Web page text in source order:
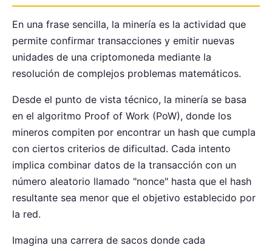
En una frase sencilla, la minería es la actividad que
permite confirmar transacciones y emitir nuevas
unidades de una criptomoneda mediante la
resolución de complejos problemas matemáticos.
Desde el punto de vista técnico, la minería se basa
en el algoritmo Proof of Work (PoW), donde los
mineros compiten por encontrar un hash que cumpla
con ciertos criterios de dificultad. Cada intento
implica combinar datos de la transacción con un
número aleatorio llamado "nonce" hasta que el hash
resultante sea menor que el objetivo establecido por
la red.
Imagina una carrera de sacos donde cada